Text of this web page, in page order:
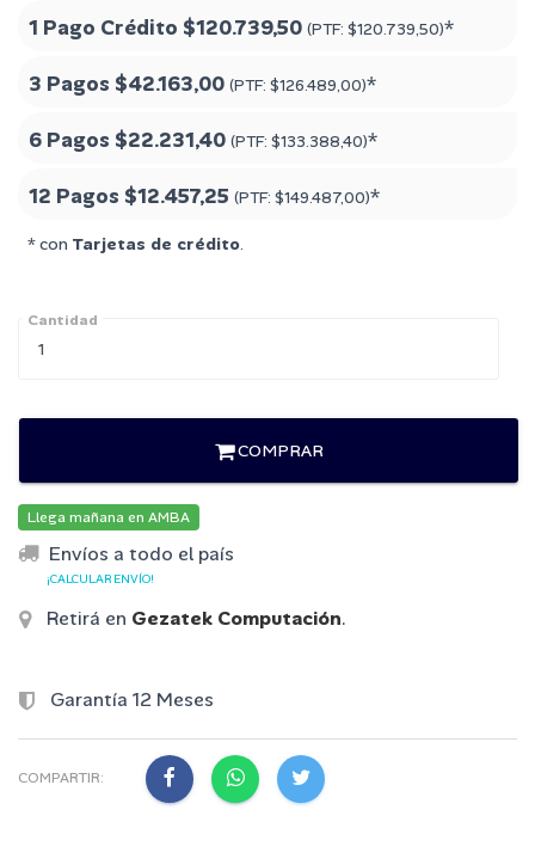
1 Pago Crédito $120.739,50 (PTF: $120.739,50)*
3 Pagos $42.163,00 (PTF: $126.489,00)*
6 Pagos $22.231,40 (PTF: $133.388,40)*
12 Pagos $12.457,25 (PTF: $149.487,00)*
* con Tarjetas de crédito.
Cantidad
COMPRAR
Llega mañana en AMBA
Envíos a todo el país
¡CALCULAR ENVÍO!
Retirá en Gezatek Computación.
Garantía 12 Meses
COMPARTIR: